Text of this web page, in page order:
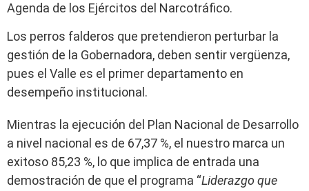
Agenda de los Ejércitos del Narcotráfico.
Los perros falderos que pretendieron perturbar la
gestión de la Gobernadora, deben sentir vergüenza,
pues el Valle es el primer departamento en
desempeño institucional.
Mientras la ejecución del Plan Nacional de Desarrollo
a nivel nacional es de 67,37 %, el nuestro marca un
exitoso 85,23 %, lo que implica de entrada una
demostración de que el programa “Liderazgo que